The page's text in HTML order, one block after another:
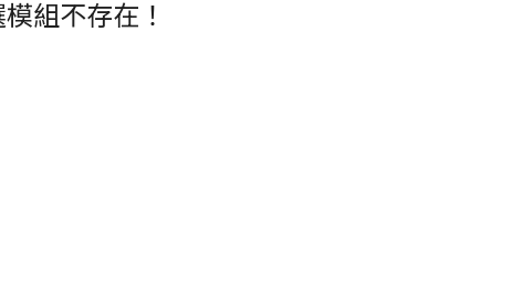
容區域
組不存在！